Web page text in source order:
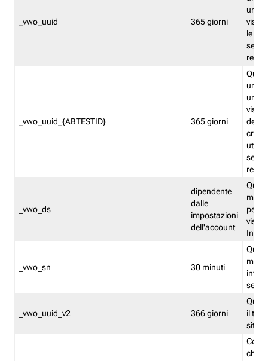
_vwo_uuid 365 giorni
le
_vwo_uuid_{ABTESTID} 365 giorni
un
del
_vwo_ds
dipendente
dalle
impostazioni
dell'account
_vwo_sn 30 minuti
_vwo_uuid_v2 366 giorni
il
sito
che